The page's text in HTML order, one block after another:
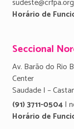
Horário de
Seccional
Av. Barão do Rio
Center
Saudade I –
(91) 3711-0504|
Horário de